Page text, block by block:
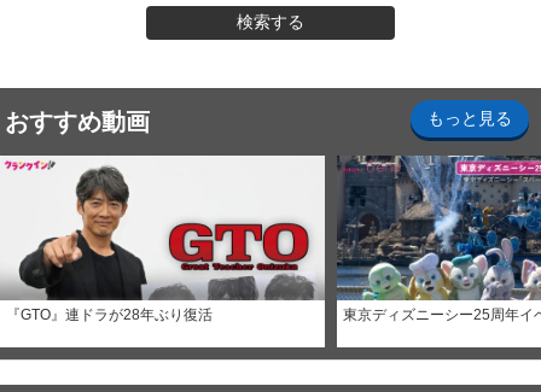
検索する
おすすめ動画 もっと見る
『GTO』連ドラが28年ぶり復活 東京ディズニーシー25周年イ